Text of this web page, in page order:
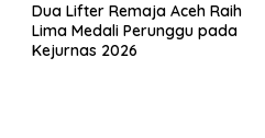
Dua Lifter Remaja Aceh Raih
Lima Medali Perunggu pada
Kejurnas 2026